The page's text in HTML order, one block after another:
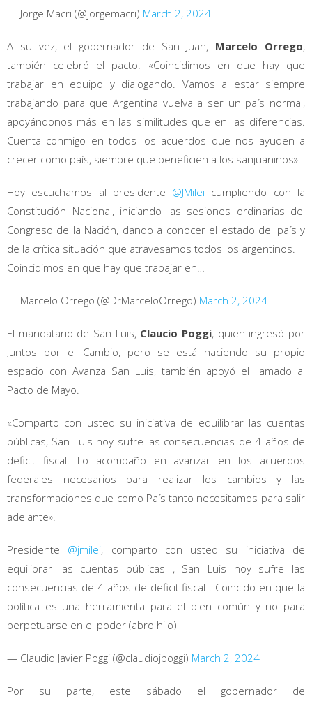
— Jorge Macri (@jorgemacri) March 2, 2024
A su vez, el gobernador de San Juan, Marcelo Orrego,
también celebró el pacto. «Coincidimos en que hay que
trabajar en equipo y dialogando. Vamos a estar siempre
trabajando para que Argentina vuelva a ser un país normal,
apoyándonos más en las similitudes que en las diferencias.
Cuenta conmigo en todos los acuerdos que nos ayuden a
crecer como país, siempre que beneficien a los sanjuaninos».
Hoy escuchamos al presidente @JMilei cumpliendo con la
Constitución Nacional, iniciando las sesiones ordinarias del
Congreso de la Nación, dando a conocer el estado del país y
de la crítica situación que atravesamos todos los argentinos.
Coincidimos en que hay que trabajar en…
— Marcelo Orrego (@DrMarceloOrrego) March 2, 2024
El mandatario de San Luis, Claucio Poggi, quien ingresó por
Juntos por el Cambio, pero se está haciendo su propio
espacio con Avanza San Luis, también apoyó el llamado al
Pacto de Mayo.
«Comparto con usted su iniciativa de equilibrar las cuentas
públicas, San Luis hoy sufre las consecuencias de 4 años de
deficit fiscal. Lo acompaño en avanzar en los acuerdos
federales necesarios para realizar los cambios y las
transformaciones que como País tanto necesitamos para salir
adelante».
Presidente @jmilei, comparto con usted su iniciativa de
equilibrar las cuentas públicas , San Luis hoy sufre las
consecuencias de 4 años de deficit fiscal . Coincido en que la
política es una herramienta para el bien común y no para
perpetuarse en el poder (abro hilo)
— Claudio Javier Poggi (@claudiojpoggi) March 2, 2024
Por su parte, este sábado el gobernador de